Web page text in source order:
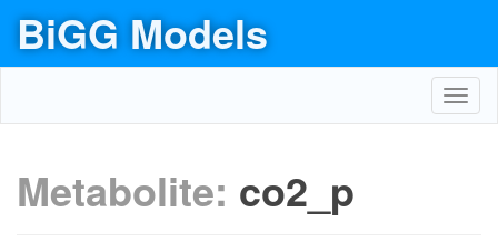
BiGG Models
Metabolite: co2_p